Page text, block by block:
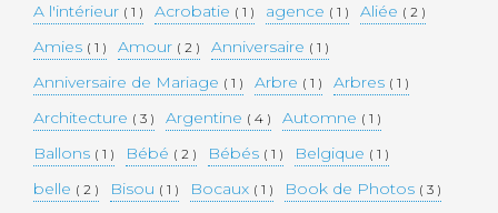
A l'intérieur ( 1 ) Acrobatie ( 1 ) agence ( 1 ) Aliée ( 2 )
Amies ( 1 ) Amour ( 2 ) Anniversaire ( 1 )
Anniversaire de Mariage ( 1 ) Arbre ( 1 ) Arbres ( 1 )
Architecture ( 3 ) Argentine ( 4 ) Automne ( 1 )
Ballons ( 1 ) Bébé ( 2 ) Bébés ( 1 ) Belgique ( 1 )
belle ( 2 ) Bisou ( 1 ) Bocaux ( 1 ) Book de Photos ( 3 )